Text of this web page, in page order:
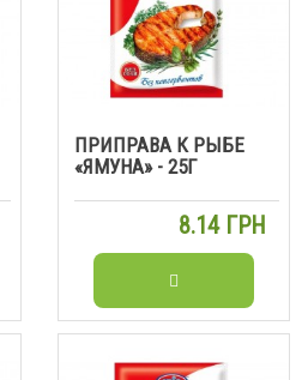
ПРИПРАВА К РЫБЕ
«ЯМУНА» - 25Г
8.14 ГРН